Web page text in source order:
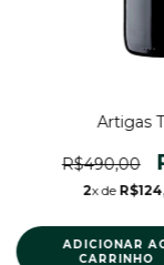
Artigas
R$490,00
2x de